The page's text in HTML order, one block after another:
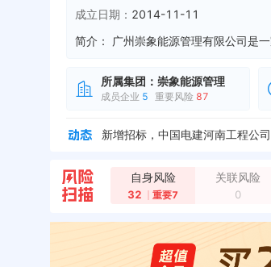
成立日期： 2014-11-11
简介：
所属集团： 崇象能源管理
成员企业 5 重要风险 87
自身风险
32 重要7
关联风险
0